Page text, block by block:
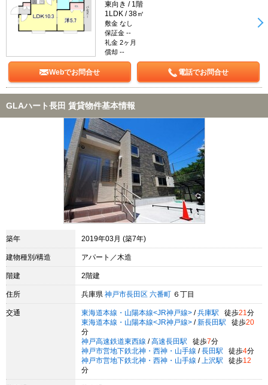
東向き / 1階
1LDK / 38㎡
敷金 なし
保証金 --
礼金 2ヶ月
償却 --
Webでお問合せ 電話でお問合せ
GLAハート長田 賃貸物件基本情報
築年 2019年03月 (築7年)
建物種別/構造 アパート／木造
階建 2階建
住所 兵庫県 神戸市長田区 六番町 ６丁目
交通 東海道本線・山陽本線<JR神戸線> / 兵庫駅 徒歩21 分
東海道本線・山陽本線<JR神戸線> / 新長田駅 徒歩20
分
神戸高速鉄道東西線 / 高速長田駅 徒歩7分
神戸市営地下鉄北神・西神・山手線 / 長田駅 徒歩4分
神戸市営地下鉄北神・西神・山手線 / 上沢駅 徒歩12
分